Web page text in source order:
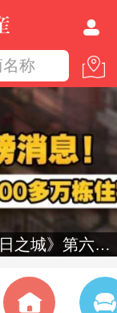
称
新城新程——凤凰网城市更新《明日之城》第六季启幕